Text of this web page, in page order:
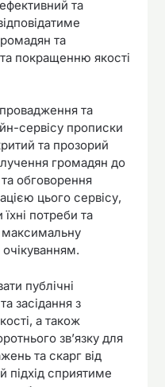
та
та
покращенню якості
та
сервісу прописки
та прозорий
громадян до
обговорення
цього сервісу,
потреби та
максимальну
очікуванням.
публічні
засідання з
а також
зв’язку для
та скарг від
підхід сприятиме